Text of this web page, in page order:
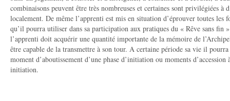
combinaisons peuvent être très nombreuses et certaines sont privilégiées à
localement. De même l’apprenti est mis en situation d’éprouver toutes les
qu’il pourra utiliser dans sa participation aux pratiques du « Rêve sans fin
l’apprenti doit acquérir une quantité importante de la mémoire de
être capable de la transmettre à son tour. A certaine période sa vie il pourra
moment d’aboutissement d’une phase d’initiation ou moments
initiation.